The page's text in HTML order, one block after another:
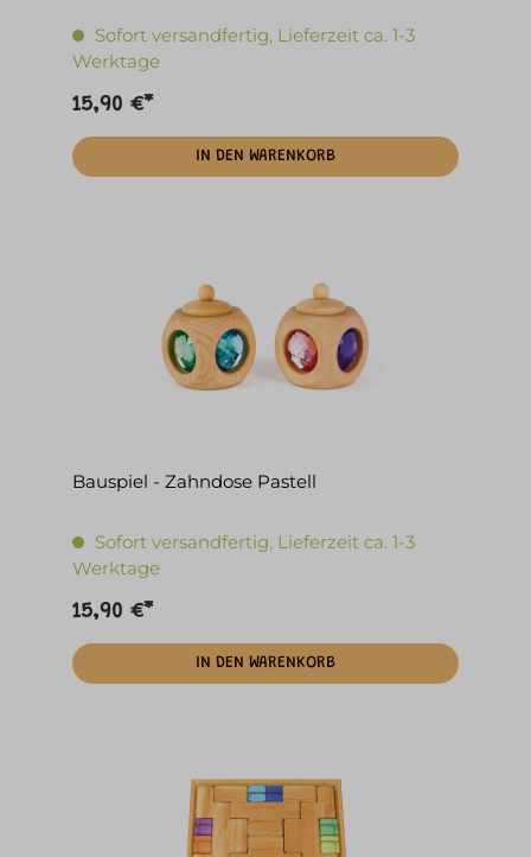
Sofort versandfertig, Lieferzeit ca. 1-3
Werktage
15,90 €*
IN DEN WARENKORB
Bauspiel - Zahndose Pastell
Sofort versandfertig, Lieferzeit ca. 1-3
Werktage
15,90 €*
IN DEN WARENKORB